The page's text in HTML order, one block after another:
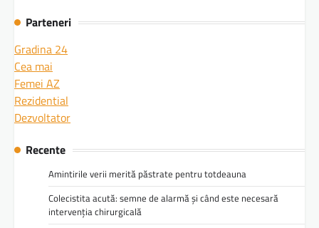
Parteneri
Gradina 24
Cea mai
Femei AZ
Rezidential
Dezvoltator
Recente
Amintirile verii merită păstrate pentru totdeauna
Colecistita acută: semne de alarmă și când este necesară
intervenția chirurgicală